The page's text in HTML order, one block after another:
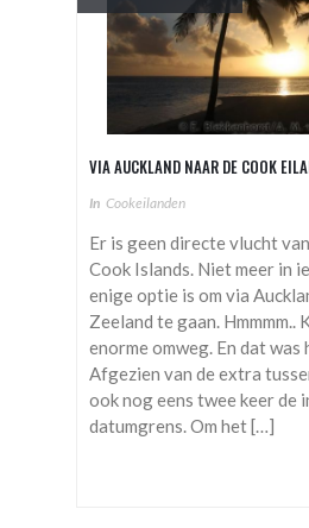
VIA AUCKLAND NAAR DE COOK
In Cookeilanden
Er is geen directe vlucht
Cook Islands. Niet meer in
enige optie is om via
Zeeland te gaan. Hmmmm..
enorme omweg. En dat was
Afgezien van de extra
ook nog eens twee keer de
datumgrens. Om het […]